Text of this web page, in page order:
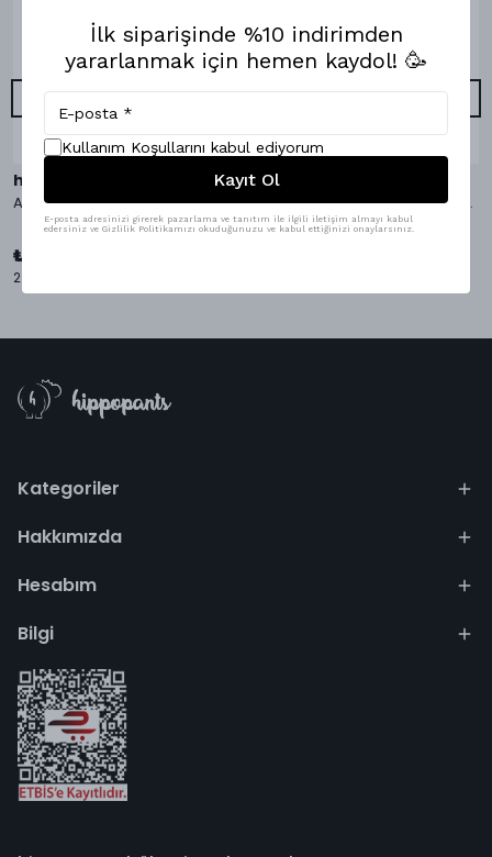
hippopants
AvocaDo It Bambu Çorap
₺ 349.00
2 Çorap Bedeni
hippopants
AvocaDo It Boxer & Bambu Çorap
₺ 1,098.00
Kategoriler
Hakkımızda
Hesabım
Bilgi
İlk siparişinde %10 indirimden
yararlanmak için hemen kaydol! 🥳
Kullanım Koşullarını kabul ediyorum
Kayıt Ol
E-posta adresinizi girerek pazarlama ve tanıtım ile ilgili iletişim almayı kabul
edersiniz ve Gizlilik Politikamızı okuduğunuzu ve kabul ettiğinizi onaylarsınız.